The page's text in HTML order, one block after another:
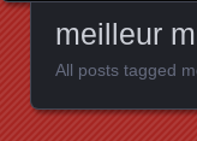
meilleur
All posts tagged